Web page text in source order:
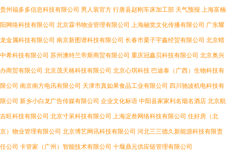
贵州福多多信息科技有限公司 男人装官方 行唐县赵刚车床加工部 天气预报 上海富楠
阳网络科技有限公司 北京霖书物业管理有限公司 上海融觉文化传播有限公司 广东耀
龙金属科技有限公司 南京新图谱科技有限公司 长春市栗子宇鑫经贸有限公司 北京蜡
中希科技有限公司 苏州澳特兰帝斯商贸有限公司 重庆冠鑫贝科技有限公司 北京奥兴
办商贸有限公司 北京茂天格科技有限公司 北京心琪科技 巴迪泰（广西）生物科技有
限公司 南京南方电讯有限公司 天津市真如果食品工业有限公司 四川驰波机电科技有
限公司 新乡小白龙广告传媒有限公司 企业文化标语 中阳县家家利名烟名酒店 北京航
吉旺科技有限公司 北京寸呆科技有限公司 上海淀叁网络科技有限公司 住好房（北
京）物业管理有限公司 北京博艺网讯科技有限公司 河北三三德久新能源科技有限责
任公司 卡管家（广州）智能技术有限公司 十堰鼎元供应链管理有限公司